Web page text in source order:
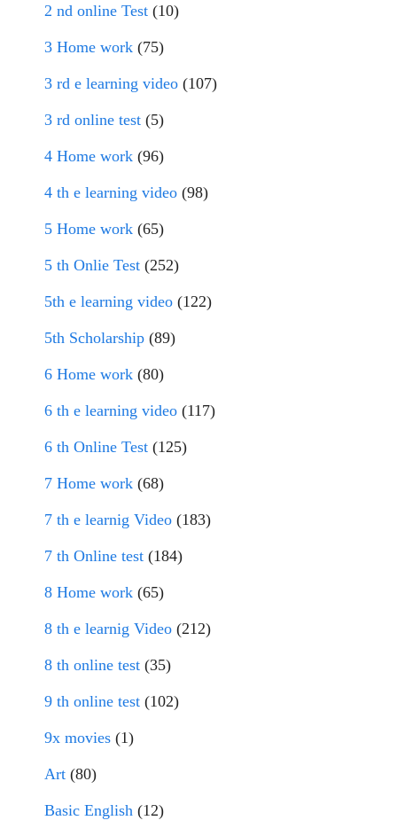
2 nd online Test (10)
3 Home work (75)
3 rd e learning video (107)
3 rd online test (5)
4 Home work (96)
4 th e learning video (98)
5 Home work (65)
5 th Onlie Test (252)
5th e learning video (122)
5th Scholarship (89)
6 Home work (80)
6 th e learning video (117)
6 th Online Test (125)
7 Home work (68)
7 th e learnig Video (183)
7 th Online test (184)
8 Home work (65)
8 th e learnig Video (212)
8 th online test (35)
9 th online test (102)
9x movies (1)
Art (80)
Basic English (12)